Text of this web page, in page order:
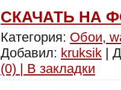
СКАЧАТЬ НА
Категория: Обои,
Добавил: kruksik |
(0) | В закладки